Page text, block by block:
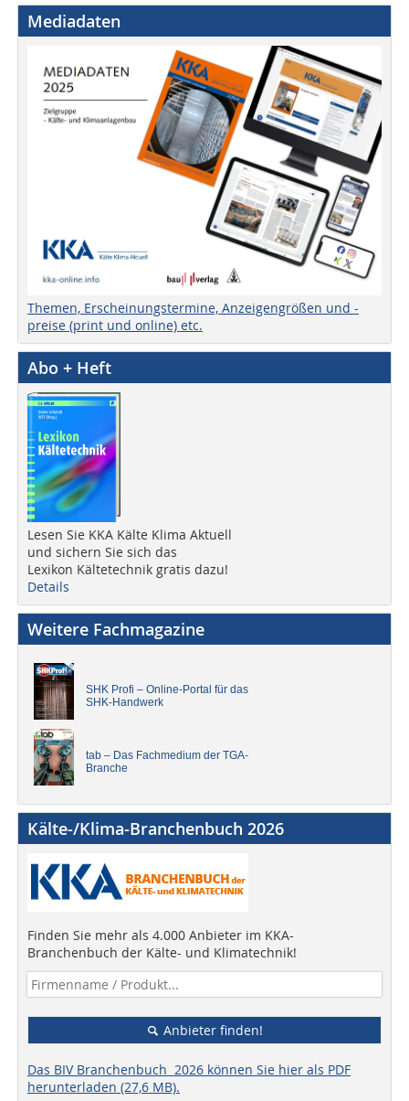
Mediadaten
Themen, Erscheinungstermine, Anzeigengrößen und -
preise (print und online) etc.
Abo + Heft
Lesen Sie KKA Kälte Klima Aktuell
und sichern Sie sich das
Lexikon Kältetechnik gratis dazu!
Details
Weitere Fachmagazine
SHK Profi – Online-Portal für das
SHK-Handwerk
tab – Das Fachmedium der TGA-
Branche
Kälte-/Klima-Branchenbuch 2026
Finden Sie mehr als 4.000 Anbieter im KKA-
Branchenbuch der Kälte- und Klimatechnik!
Anbieter finden!
Das BIV Branchenbuch 2026 können Sie hier als PDF
herunterladen (27,6 MB).